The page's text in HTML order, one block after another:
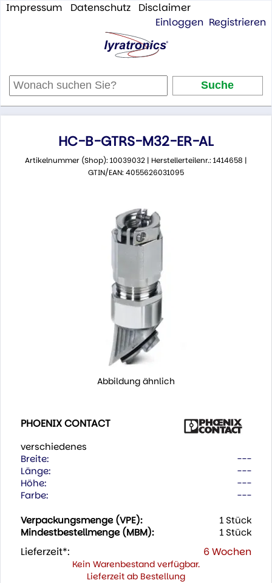
Impressum Datenschutz
Disclaimer
Einloggen Registrieren
HC-B-GTRS-M32-ER-AL
Artikelnummer (Shop): 10039032 | Herstellerteilenr.: 1414658 |
GTIN/EAN: 4055626031095
Abbildung ähnlich
PHOENIX CONTACT
verschiedenes
Breite:
---
Länge:
---
Höhe:
---
Farbe:
---
Verpackungsmenge (VPE):
1 Stück
Mindestbestellmenge (MBM):
1 Stück
Lieferzeit*: 6 Wochen
Kein Warenbestand verfügbar.
Lieferzeit ab Bestellung